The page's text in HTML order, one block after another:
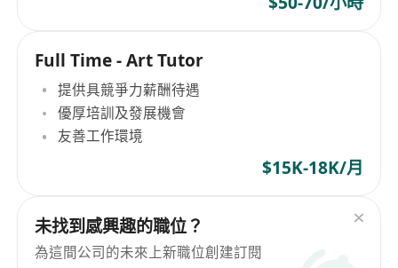
Full Time - Art Tutor
提供具競爭力薪酬待遇
優厚培訓及發展機會
友善工作環境
$15K-18K/月
未找到感興趣的職位？
為這間公司的未來上新職位創建訂閱